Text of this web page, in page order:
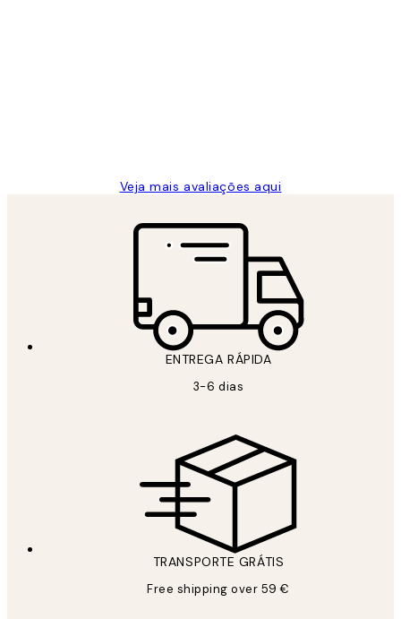
Veja mais avaliações aqui
ENTREGA RÁPIDA
3-6 dias
TRANSPORTE GRÁTIS
Free shipping over 59 €